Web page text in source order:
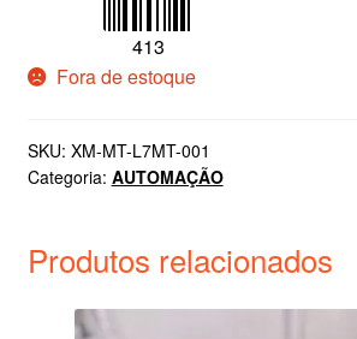
413
Fora de estoque
SKU: XM-MT-L7MT-001
Categoria: AUTOMAÇÃO
Produtos relacionados